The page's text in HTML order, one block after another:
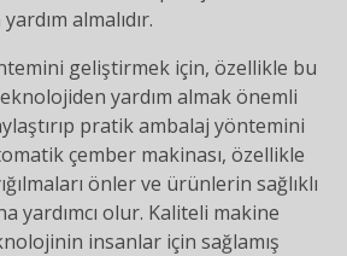
almalıdır.
geliştirmek için, özellikle bu
yardım almak önemli
pratik ambalaj yöntemini
çember makinası, özellikle
önler ve ürünlerin sağlıklı
yardımcı olur. Kaliteli makine
insanlar için sağlamış